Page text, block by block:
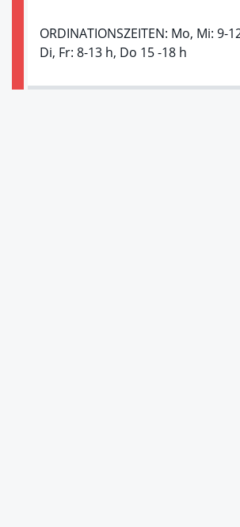
ORDINATIONSZEITEN: Mo, Mi: 9-
Di, Fr: 8-13 h, Do 15 -18 h